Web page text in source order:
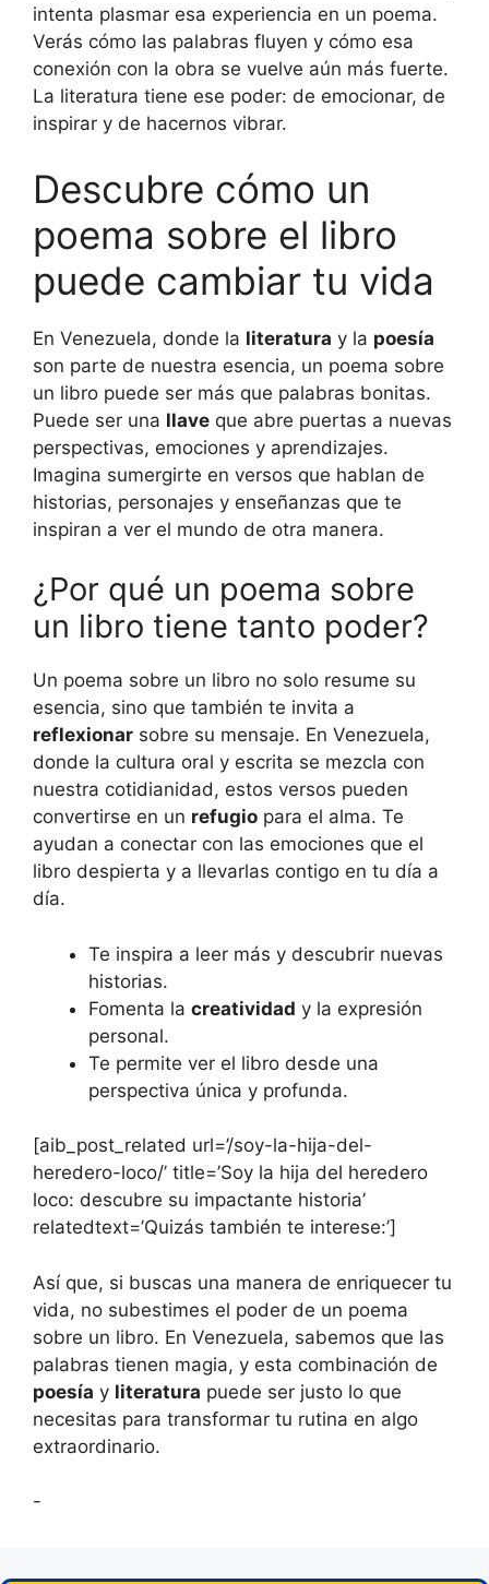
intenta plasmar esa experiencia en un poema.
Verás cómo las palabras fluyen y cómo esa
conexión con la obra se vuelve aún más fuerte.
La literatura tiene ese poder: de emocionar, de
inspirar y de hacernos vibrar.
Descubre cómo un
poema sobre el libro
puede cambiar tu vida
En Venezuela, donde la literatura y la poesía
son parte de nuestra esencia, un poema sobre
un libro puede ser más que palabras bonitas.
Puede ser una llave que abre puertas a nuevas
perspectivas, emociones y aprendizajes.
Imagina sumergirte en versos que hablan de
historias, personajes y enseñanzas que te
inspiran a ver el mundo de otra manera.
¿Por qué un poema sobre
un libro tiene tanto poder?
Un poema sobre un libro no solo resume su
esencia, sino que también te invita a
reflexionar sobre su mensaje. En Venezuela,
donde la cultura oral y escrita se mezcla con
nuestra cotidianidad, estos versos pueden
convertirse en un refugio para el alma. Te
ayudan a conectar con las emociones que el
libro despierta y a llevarlas contigo en tu día a
día.
Te inspira a leer más y descubrir nuevas
historias.
Fomenta la creatividad y la expresión
personal.
Te permite ver el libro desde una
perspectiva única y profunda.
[aib_post_related url=’/soy-la-hija-del-
heredero-loco/’ title=’Soy la hija del heredero
loco: descubre su impactante historia’
relatedtext=’Quizás también te interese:’]
Así que, si buscas una manera de enriquecer tu
vida, no subestimes el poder de un poema
sobre un libro. En Venezuela, sabemos que las
palabras tienen magia, y esta combinación de
poesía y literatura puede ser justo lo que
necesitas para transformar tu rutina en algo
extraordinario.
-